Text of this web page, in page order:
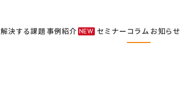
解決する課題 事例紹介 NEW セミナーコラム お知らせ